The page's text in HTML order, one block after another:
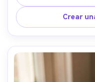
mm, f/2.8, ultra-
gradación de color de
Crear